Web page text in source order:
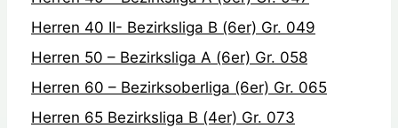
Herren 40 II- Bezirksliga B (6er) Gr. 049
Herren 50 – Bezirksliga A (6er) Gr. 058
Herren 60 – Bezirksoberliga (6er) Gr. 065
Herren 65 Bezirksliga B (4er) Gr. 073